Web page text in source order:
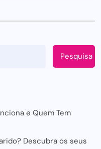
Pesquisa
e Quem Tem
Descubra os seus